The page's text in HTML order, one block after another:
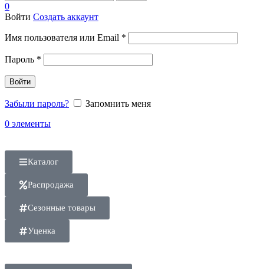
0
Войти Создать аккаунт
Имя пользователя или Email *
Пароль *
Войти
Забыли пароль?
Запомнить меня
0 элементы
Каталог
Распродажа
Сезонные товары
Уценка